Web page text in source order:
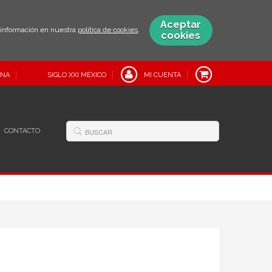
en nuestra política de cookies.
Aceptar
cookies
SIGLO XXI MÉXICO MI CUENTA
CONTACTO